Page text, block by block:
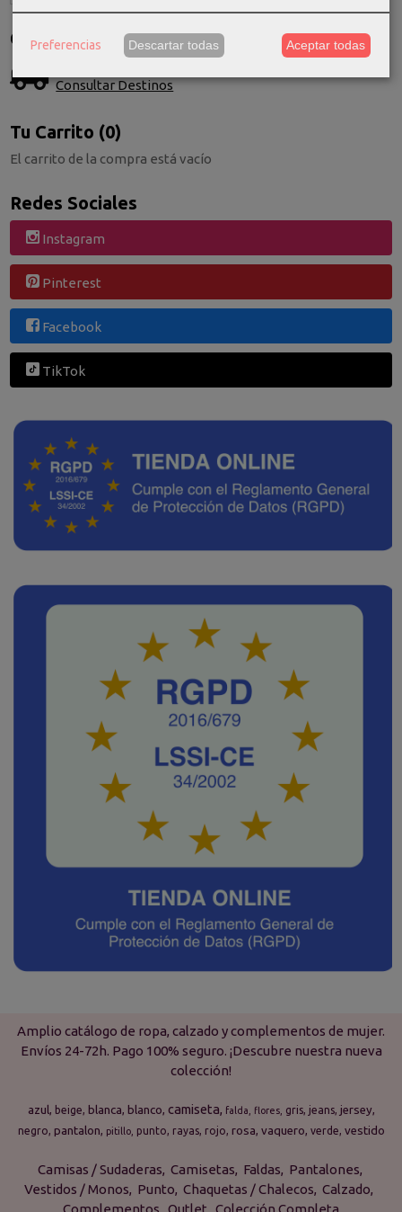
Costes de Envío
Consultar Destinos
Tu Carrito (0)
El carrito de la compra está vacío
Redes Sociales
Instagram
Pinterest
Facebook
TikTok
Amplio catálogo de ropa, calzado y complementos de mujer.
Envíos 24-72h. Pago 100% seguro. ¡Descubre nuestra nueva
colección!
azul beige blanca blanco camiseta falda flores gris jeans jersey
negro pantalon pitillo punto rayas rojo rosa vaquero verde vestido
Camisas / Sudaderas Camisetas Faldas
Pantalones
Vestidos / Monos
Punto Chaquetas / Chalecos Calzado
Preferencias Descartar todas Aceptar todas